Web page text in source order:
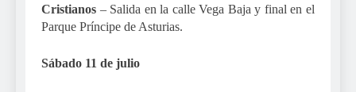
Cristianos – Salida en la calle Vega Baja y final en el
Parque Príncipe de Asturias.
Sábado 11 de julio